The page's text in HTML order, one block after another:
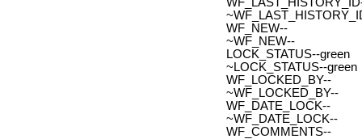
WF_NEW--
~WF_NEW--
LOCK_STATUS--green
~LOCK_STATUS--green
WF_LOCKED_BY--
~WF_LOCKED_BY--
WF_DATE_LOCK--
~WF_DATE_LOCK--
WF_COMMENTS--